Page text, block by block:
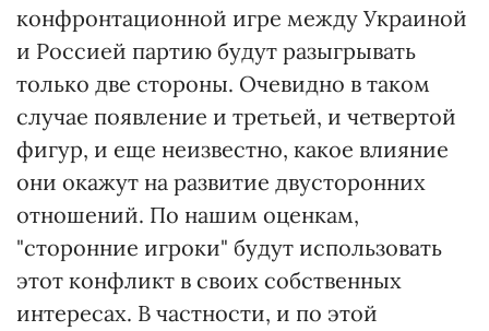
конфронтационной игре между Украиной
и Россией партию будут разыгрывать
только две стороны. Очевидно в таком
случае появление и третьей, и четвертой
фигур, и еще неизвестно, какое влияние
они окажут на развитие двусторонних
отношений. По нашим оценкам,
"сторонние игроки" будут использовать
этот конфликт в своих собственных
интересах. В частности, и по этой